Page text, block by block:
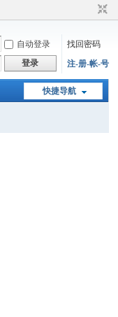
自动登录
找回密码
登录 注-册-帐-号
快捷导航